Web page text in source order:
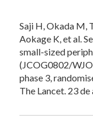
Saji H, Okada M,
Aokage K, et al.
small-sized
(JCOG0802/
phase 3,
The Lancet. 23